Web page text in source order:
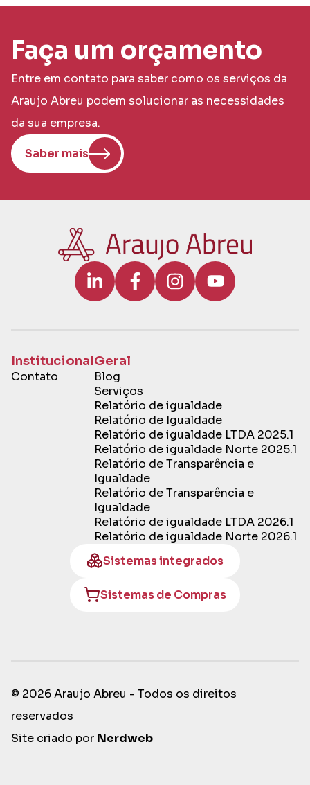
Faça um orçamento
Entre em contato para saber como os serviços da
Araujo Abreu podem solucionar as necessidades
da sua empresa.
Saber mais
Institucional
Contato
Geral
Blog
Serviços
Relatório de igualdade
Relatório de Igualdade
Relatório de igualdade LTDA 2025.1
Relatório de igualdade Norte 2025.1
Relatório de Transparência e
Igualdade
Relatório de Transparência e
Igualdade
Relatório de igualdade LTDA 2026.1
Relatório de igualdade Norte 2026.1
Sistemas integrados
Sistemas de Compras
© 2026 Araujo Abreu - Todos os direitos
reservados
Site criado por Nerdweb